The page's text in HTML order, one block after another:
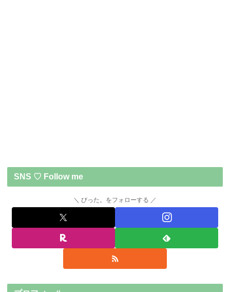
SNS ♡ Follow me
びった。をフォローする